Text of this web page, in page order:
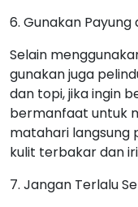
6. Gunakan Payung
Selain
gunakan juga
dan topi, jika ingin
bermanfaat untuk
matahari langsung
kulit terbakar dan
7. Jangan Terlalu